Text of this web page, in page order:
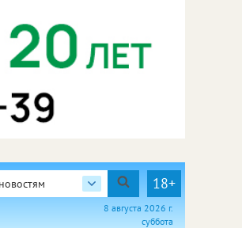
18+
8 августа 2026 г.
суббота